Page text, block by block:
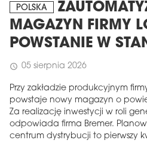
POLSKA
MAGAZYN FIRMY
POWSTANIE W
schedule 05 sierpnia 2026
Przy zakładzie produkcyjnym
powstaje nowy magazyn o
Za realizację inwestycji w roli
odpowiada firma Bremer.
centrum dystrybucji to pierwszy